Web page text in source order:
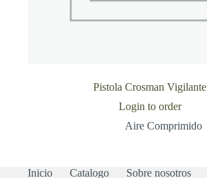
Pistola Crosman Vigilante
Login to order
Aire Comprimido
Inicio Catalogo Sobre nosotros